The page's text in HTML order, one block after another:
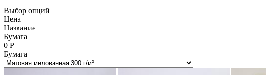
Выбор опций
Цена
Название
Бумага
0 Р
Бумага